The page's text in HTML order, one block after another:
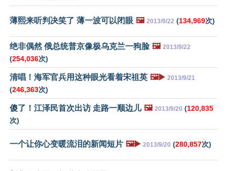
薄熙来听判决笑了 薄一波可以闭眼 🖼️ 2013/9/22 (134,969次)
绝非偶然 俄总统普京像极乌克兰一狗脸 🖼️ 2013/9/22
(254,036次)
清唱！海军官兵用这种眼光看着宋祖英 🖼️▶️ 2013/9/21
(246,363次)
傻了！江泽民首次出访 走路一顺边儿 🖼️ 2013/9/20 (120,835
次)
一个让你心变暖流泪的新闻短片 🖼️▶️ 2013/9/20 (280,857次)